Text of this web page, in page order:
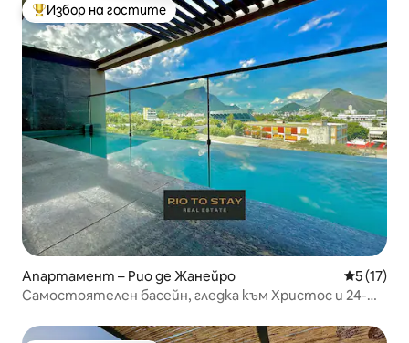
Най-популярен избор на гостите
Избор на гостите
Апартамент – Рио де Жанейро Средна
5 (17)
Самостоятелен басейн, гледка към Христос и 24-